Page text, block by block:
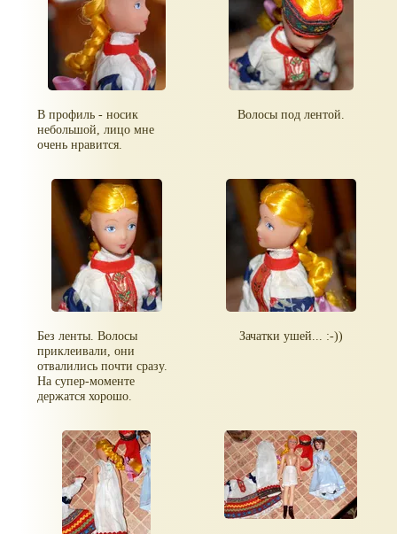
В профиль - носик
небольшой, лицо мне
очень нравится.
Волосы под лентой.
Без ленты. Волосы
приклеивали, они
отвалились почти сразу.
На супер-моменте
держатся хорошо.
Зачатки ушей... :-))